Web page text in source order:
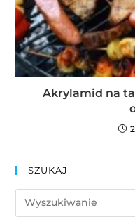
Akrylamid na
SZUKAJ